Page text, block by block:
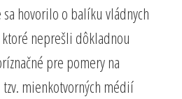
hovorilo o balíku vládnych
neprešli dôkladnou
pre pomery na
mienkotvorných médií